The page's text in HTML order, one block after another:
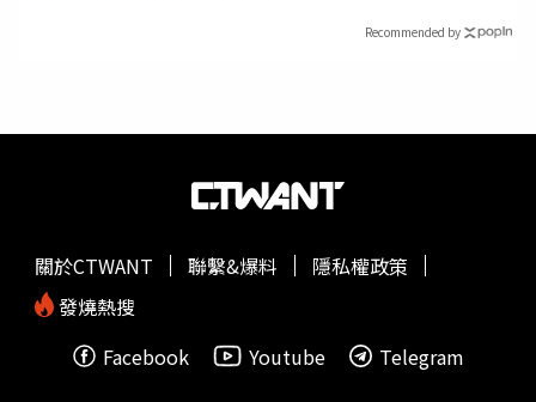
Recommended by
關於CTWANT 聯繫&爆料
隱私權政策
發燒熱搜
Facebook
Youtube Telegram